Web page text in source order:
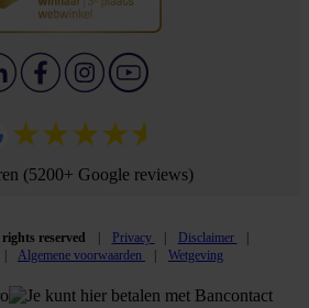
(5200+ Google reviews)
reserved Privacy
Disclaimer
Algemene voorwaarden Wetgeving